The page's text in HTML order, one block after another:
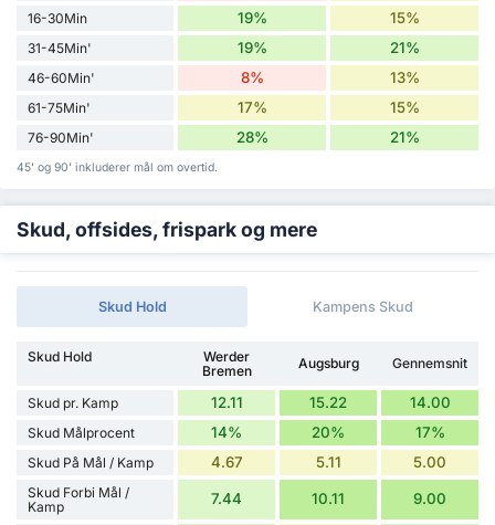
16-30Min 19% 15%
31-45Min' 19% 21%
46-60Min' 8% 13%
61-75Min' 17% 15%
76-90Min' 28% 21%
45' og 90' inkluderer mål om overtid.
Skud, offsides, frispark og mere
Skud Hold Kampens Skud
Skud Hold
Werder
Bremen
Augsburg Gennemsnit
Skud pr. Kamp 12.11 15.22 14.00
Skud Målprocent 14% 20% 17%
Skud På Mål / Kamp 4.67 5.11 5.00
Skud Forbi Mål /
Kamp
7.44 10.11 9.00